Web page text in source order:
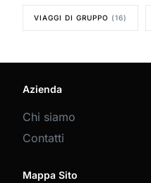
VIAGGI DI GRUPPO (16)
Azienda
Chi siamo
Contatti
Mappa Sito